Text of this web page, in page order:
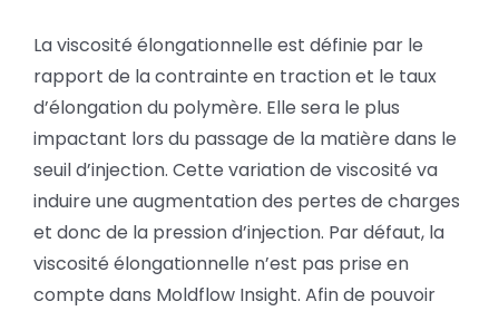
prendre
en
compte
la
viscosité
élongationnelle
sur
La viscosité élongationnelle est définie par le
rapport de la contrainte en traction et le taux
d’élongation du polymère. Elle sera le plus
impactant lors du passage de la matière dans le
seuil d’injection. Cette variation de viscosité va
induire une augmentation des pertes de charges
et donc de la pression d’injection. Par défaut, la
viscosité élongationnelle n’est pas prise en
compte dans Moldflow Insight. Afin de pouvoir